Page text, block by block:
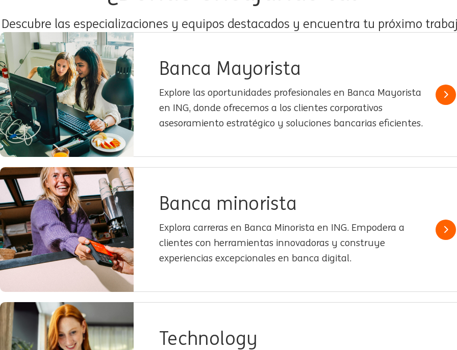
Descubre las especializaciones y equipos destacados y encuentra tu próximo
Banca Mayorista
Explore las oportunidades profesionales en Banca Mayorista
en ING, donde ofrecemos a los clientes corporativos
asesoramiento estratégico y soluciones bancarias eficientes.
Banca minorista
Explora carreras en Banca Minorista en ING. Empodera a
clientes con herramientas innovadoras y construye
experiencias excepcionales en banca digital.
Technology